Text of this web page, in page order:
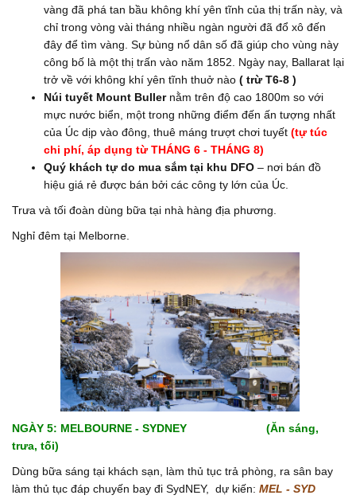
vàng đã phá tan bầu không khí yên tĩnh của thị trấn này, và
chỉ trong vòng vài tháng nhiều ngàn người đã đổ xô đến
đây để tìm vàng. Sự bùng nổ dân số đã giúp cho vùng này
công bố là một thị trấn vào năm 1852. Ngày nay, Ballarat lại
trở về với không khí yên tĩnh thuở nào ( trừ T6-8 )
Núi tuyết Mount Buller nằm trên độ cao 1800m so với
mực nước biển, một trong những điểm đến ấn tượng nhất
của Úc dịp vào đông, thuê máng trượt chơi tuyết (tự túc
chi phí, áp dụng từTHÁNG 6 - THÁNG 8)
Quý khách tự do mua sắm tại khu DFO – nơi bán đồ
hiệu giá rẻ được bán bởi các công ty lớn của Úc.
Trưa và tối đoàn dùng bữa tại nhà hàng địa phương.
Nghỉ đêm tại Melborne.
NGÀY 5: MELBOURNE - SYDNEY (Ăn sáng,
trưa, tối)
Dùng bữa sáng tại khách sạn, làm thủ tục trả phòng, ra sân bay
làm thủ tục đáp chuyến bay đi SydNEY,
dự kiến: MEL - SYD